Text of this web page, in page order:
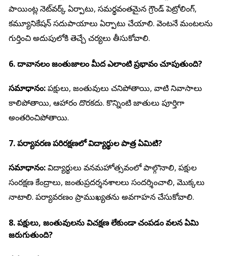
పాయింట్ల నెట్‌వర్క్ ఏర్పాటు, సమర్థవంతమైన గ్రౌండ్ పెట్రోలింగ్,
కమ్యూనికేషన్ సదుపాయాలు ఏర్పాటు చేయాలి. వెంటనే మంటలను
గుర్తించి అదుపులోకి తెచ్చే చర్యలు తీసుకోవాలి.
6. దావానలం జంతుజాలం మీద ఎలాంటి ప్రభావం చూపుతుంది?
సమాధానం:పక్షులు, జంతువులు చనిపోతాయి, వాటి నివాసాలు
కాలిపోతాయి, ఆహారం దొరకదు. కొన్నింటి జాతులు పూర్తిగా
అంతరించిపోతాయి.
7. పర్యావరణ పరిరక్షణలో విద్యార్థుల పాత్ర ఏమిటి?
సమాధానం:విద్యార్థులు వనమహోత్సవంలో పాల్గొనాలి, పక్షుల
సంరక్షణ కేంద్రాలు, జంతుప్రదర్శనశాలలు సందర్శించాలి, మొక్కలు
నాటాలి. పర్యావరణం ప్రాముఖ్యతను అవగాహన చేసుకోవాలి.
8. పక్షులు, జంతువులను విచక్షణ లేకుండా చంపడం వలన ఏమి
జరుగుతుంది?